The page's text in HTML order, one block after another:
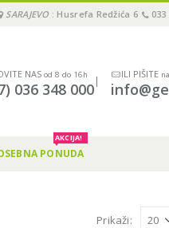
SARAJEVO : Husrefa Redžića 6 033
NAS od 8 do 16h
036 348 000|
ILI PIŠITE
PONUDA
AKCIJA!
Prikaži: